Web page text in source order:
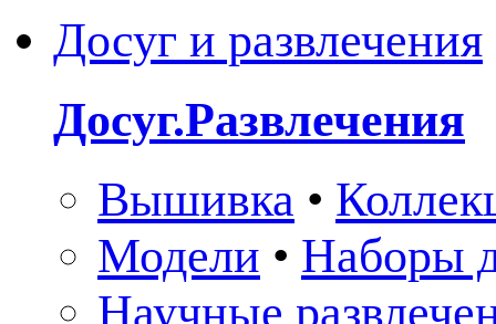
Досуг и развлечения
Досуг.Развлечения
Вышивка •
Модели • Наборы
Научные